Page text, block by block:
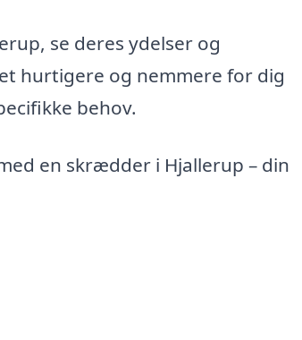
se deres ydelser og
hurtigere og nemmere for dig
behov.
en skrædder i Hjallerup – din